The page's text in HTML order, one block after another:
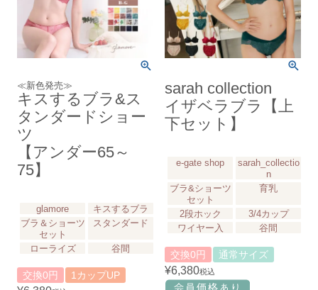
≪新色発売≫
キスするブラ&ス
タンダードショー
ツ
【アンダー65～
75】
glamore
キスするブラ
ブラ＆ショーツ
セット
スタンダード
ローライズ 谷間
交換0円 1カップUP
sarah collection
イザベラブラ【上
下セット】
e-gate shop
sarah_collectio
n
ブラ&ショーツ
セット
育乳
2段ホック
3/4カップ
ワイヤー入
谷間
交換0円 通常サイズ
¥6,380税込